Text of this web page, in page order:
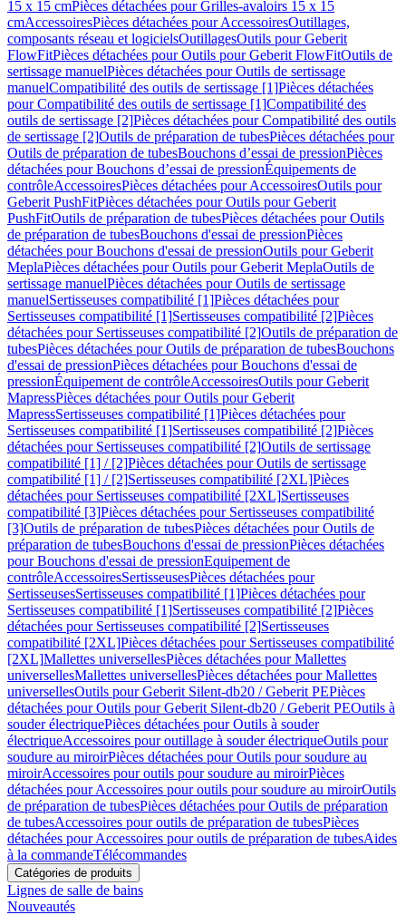
15 x 15 cmPièces détachées pour Grilles-avaloirs 15 x 15
cmAccessoiresPièces détachées pour AccessoiresOutillages,
composants réseau et logicielsOutillagesOutils pour Geberit
FlowFitPièces détachées pour Outils pour Geberit FlowFitOutils de
sertissage manuelPièces détachées pour Outils de sertissage
manuelCompatibilité des outils de sertissage [1]Pièces détachées
pour Compatibilité des outils de sertissage [1]Compatibilité des
outils de sertissage [2]Pièces détachées pour Compatibilité des outils
de sertissage [2]Outils de préparation de tubesPièces détachées pour
Outils de préparation de tubesBouchons d’essai de pressionPièces
détachées pour Bouchons d’essai de pressionÉquipements de
contrôleAccessoiresPièces détachées pour AccessoiresOutils pour
Geberit PushFitPièces détachées pour Outils pour Geberit
PushFitOutils de préparation de tubesPièces détachées pour Outils
de préparation de tubesBouchons d'essai de pressionPièces
détachées pour Bouchons d'essai de pressionOutils pour Geberit
MeplaPièces détachées pour Outils pour Geberit MeplaOutils de
sertissage manuelPièces détachées pour Outils de sertissage
manuelSertisseuses compatibilité [1]Pièces détachées pour
Sertisseuses compatibilité [1]Sertisseuses compatibilité [2]Pièces
détachées pour Sertisseuses compatibilité [2]Outils de préparation de
tubesPièces détachées pour Outils de préparation de tubesBouchons
d'essai de pressionPièces détachées pour Bouchons d'essai de
pressionÉquipement de contrôleAccessoiresOutils pour Geberit
MapressPièces détachées pour Outils pour Geberit
MapressSertisseuses compatibilité [1]Pièces détachées pour
Sertisseuses compatibilité [1]Sertisseuses compatibilité [2]Pièces
détachées pour Sertisseuses compatibilité [2]Outils de sertissage
compatibilité [1] / [2]Pièces détachées pour Outils de sertissage
compatibilité [1] / [2]Sertisseuses compatibilité [2XL]Pièces
détachées pour Sertisseuses compatibilité [2XL]Sertisseuses
compatibilité [3]Pièces détachées pour Sertisseuses compatibilité
[3]Outils de préparation de tubesPièces détachées pour Outils de
préparation de tubesBouchons d'essai de pressionPièces détachées
pour Bouchons d'essai de pressionEquipement de
contrôleAccessoiresSertisseusesPièces détachées pour
SertisseusesSertisseuses compatibilité [1]Pièces détachées pour
Sertisseuses compatibilité [1]Sertisseuses compatibilité [2]Pièces
détachées pour Sertisseuses compatibilité [2]Sertisseuses
compatibilité [2XL]Pièces détachées pour Sertisseuses compatibilité
[2XL]Mallettes universellesPièces détachées pour Mallettes
universellesMallettes universellesPièces détachées pour Mallettes
universellesOutils pour Geberit Silent-db20 / Geberit PEPièces
détachées pour Outils pour Geberit Silent-db20 / Geberit PEOutils à
souder électriquePièces détachées pour Outils à souder
électriqueAccessoires pour outillage à souder électriqueOutils pour
soudure au miroirPièces détachées pour Outils pour soudure au
miroirAccessoires pour outils pour soudure au miroirPièces
détachées pour Accessoires pour outils pour soudure au miroirOutils
de préparation de tubesPièces détachées pour Outils de préparation
de tubesAccessoires pour outils de préparation de tubesPièces
détachées pour Accessoires pour outils de préparation de tubesAides
à la commandeTélécommandes
Catégories de produits
Lignes de salle de bains
Nouveautés